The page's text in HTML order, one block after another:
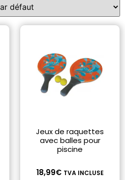
Jeux de raquettes
avec balles pour
piscine
18,99€ TVA INCLUSE